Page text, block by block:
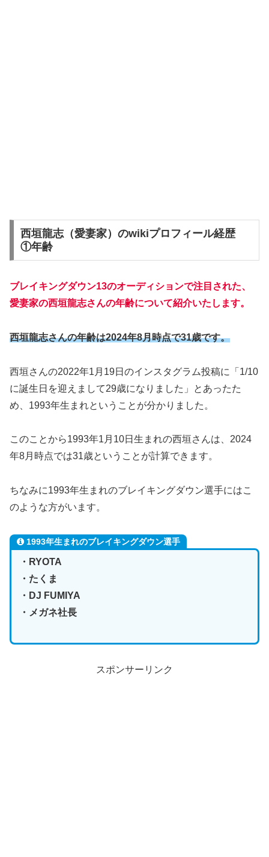
西垣龍志（愛妻家）のwikiプロフィール経歴
①年齢
ブレイキングダウン13のオーディションで注目された、
愛妻家の西垣龍志さんの年齢について紹介いたします。
西垣龍志さんの年齢は2024年8月時点で31歳です。
西垣さんの2022年1月19日のインスタグラム投稿に「1/10
に誕生日を迎えまして29歳になりました」とあったた
め、1993年生まれということが分かりました。
このことから1993年1月10日生まれの西垣さんは、2024
年8月時点では31歳ということが計算できます。
ちなみに1993年生まれのブレイキングダウン選手にはこ
のような方がいます。
1993年生まれのブレイキングダウン選手
・RYOTA
・たくま
・DJ FUMIYA
・メガネ社長
スポンサーリンク